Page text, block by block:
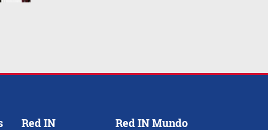
Red IN
Red IN Mundo